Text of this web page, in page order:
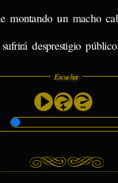
un macho
desprestigio
Escuchar